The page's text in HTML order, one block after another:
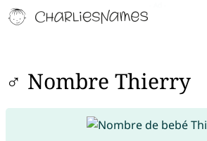
♂ Nombre Thierry